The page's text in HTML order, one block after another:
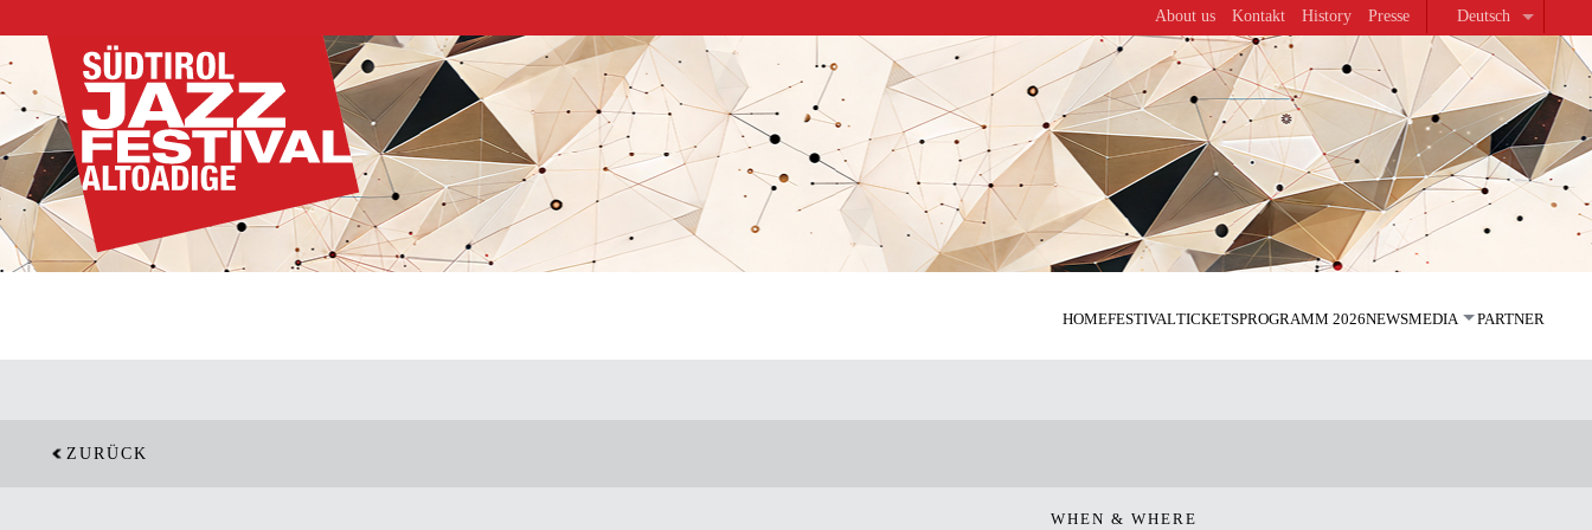
About us Kontakt History Presse Deutsch
HOMEFESTIVALTICKETSPROGRAMM 2026NEWSMEDIA PARTNER
ZURÜCK
WHEN & WHERE